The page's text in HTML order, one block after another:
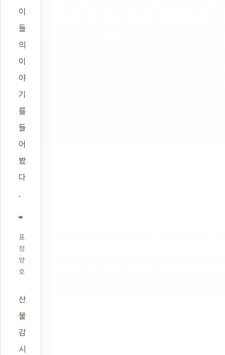
이
들
의
이
야
기
를
들
어
봤
다
.
표
정
양
호
산
불
감
시